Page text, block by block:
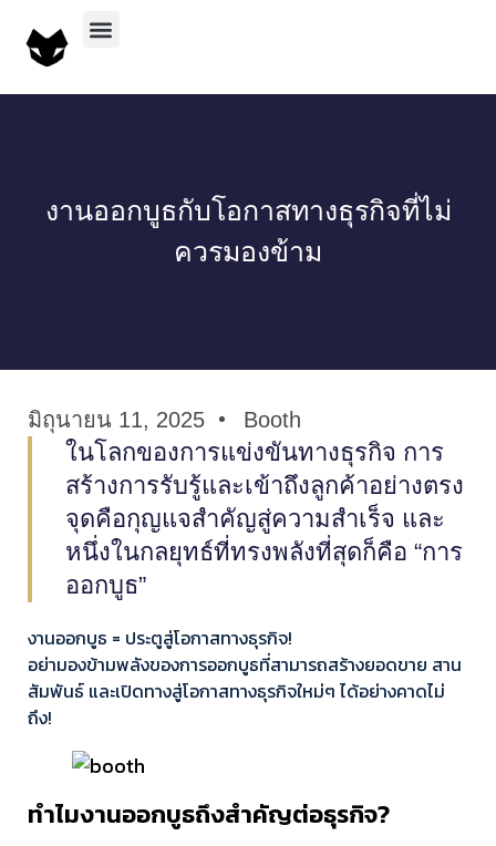
งานออกบูธกับโอกาสทางธุรกิจที่ไม่
ควรมองข้าม
มิถุนายน 11, 2025 Booth
ในโลกของการแข่งขันทางธุรกิจ การ
สร้างการรับรู้และเข้าถึงลูกค้าอย่างตรง
จุดคือกุญแจสำคัญสู่ความสำเร็จ และ
หนึ่งในกลยุทธ์ที่ทรงพลังที่สุดก็คือ “การ
ออกบูธ”
งานออกบูธ = ประตูสู่โอกาสทางธุรกิจ!
อย่ามองข้ามพลังของการออกบูธที่สามารถสร้างยอดขาย สาน
สัมพันธ์ และเปิดทางสู่โอกาสทางธุรกิจใหม่ๆ ได้อย่างคาดไม่
ถึง!
ทำไมงานออกบูธถึงสำคัญต่อธุรกิจ?